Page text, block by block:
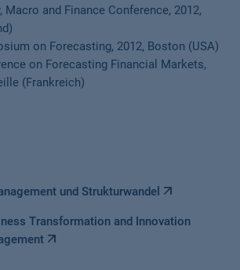
Macro and Finance Conference, 2012,
on Forecasting, 2012, Boston (USA)
on Forecasting Financial Markets,
(Frankreich)
und Strukturwandel
Transformation and Innovation